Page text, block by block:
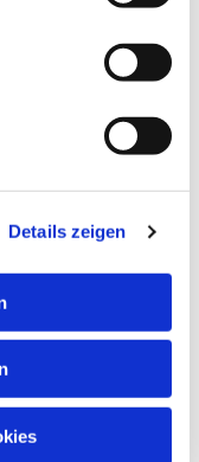
Details zeigen